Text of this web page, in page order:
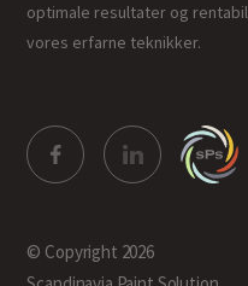
optimale resultater og
vores erfarne teknikker.
© Copyright 2026